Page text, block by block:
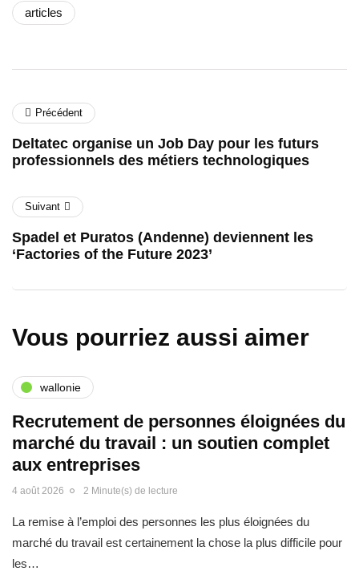
articles
Précédent
Deltatec organise un Job Day pour les futurs
professionnels des métiers technologiques
Suivant
Spadel et Puratos (Andenne) deviennent les
‘Factories of the Future 2023’
Vous pourriez aussi aimer
wallonie
Recrutement de personnes éloignées du
marché du travail : un soutien complet
aux entreprises
4 août 2026 2 Minute(s) de lecture
La remise à l’emploi des personnes les plus éloignées du
marché du travail est certainement la chose la plus difficile pour
les…